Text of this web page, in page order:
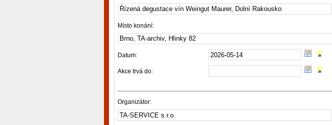
Místo konání:
Datum:
Akce trvá do:
Organizátor: